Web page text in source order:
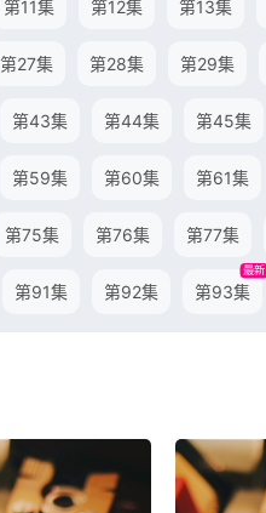
第11集 第12集 第13集
第27集 第28集 第29集
第43集 第44集 第45集
第59集 第60集 第61集
第75集 第76集 第77集
第91集 第92集 第93集
最新